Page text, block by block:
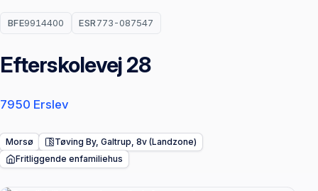
BFE9914400 ESR773-087547
Efterskolevej 28
7950 Erslev
Morsø
Tøving By, Galtrup, 8v (Landzone)
Fritliggende enfamiliehus